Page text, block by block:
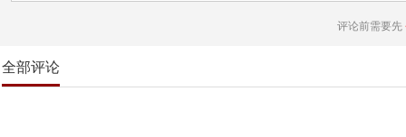
评论前需要先
全部评论